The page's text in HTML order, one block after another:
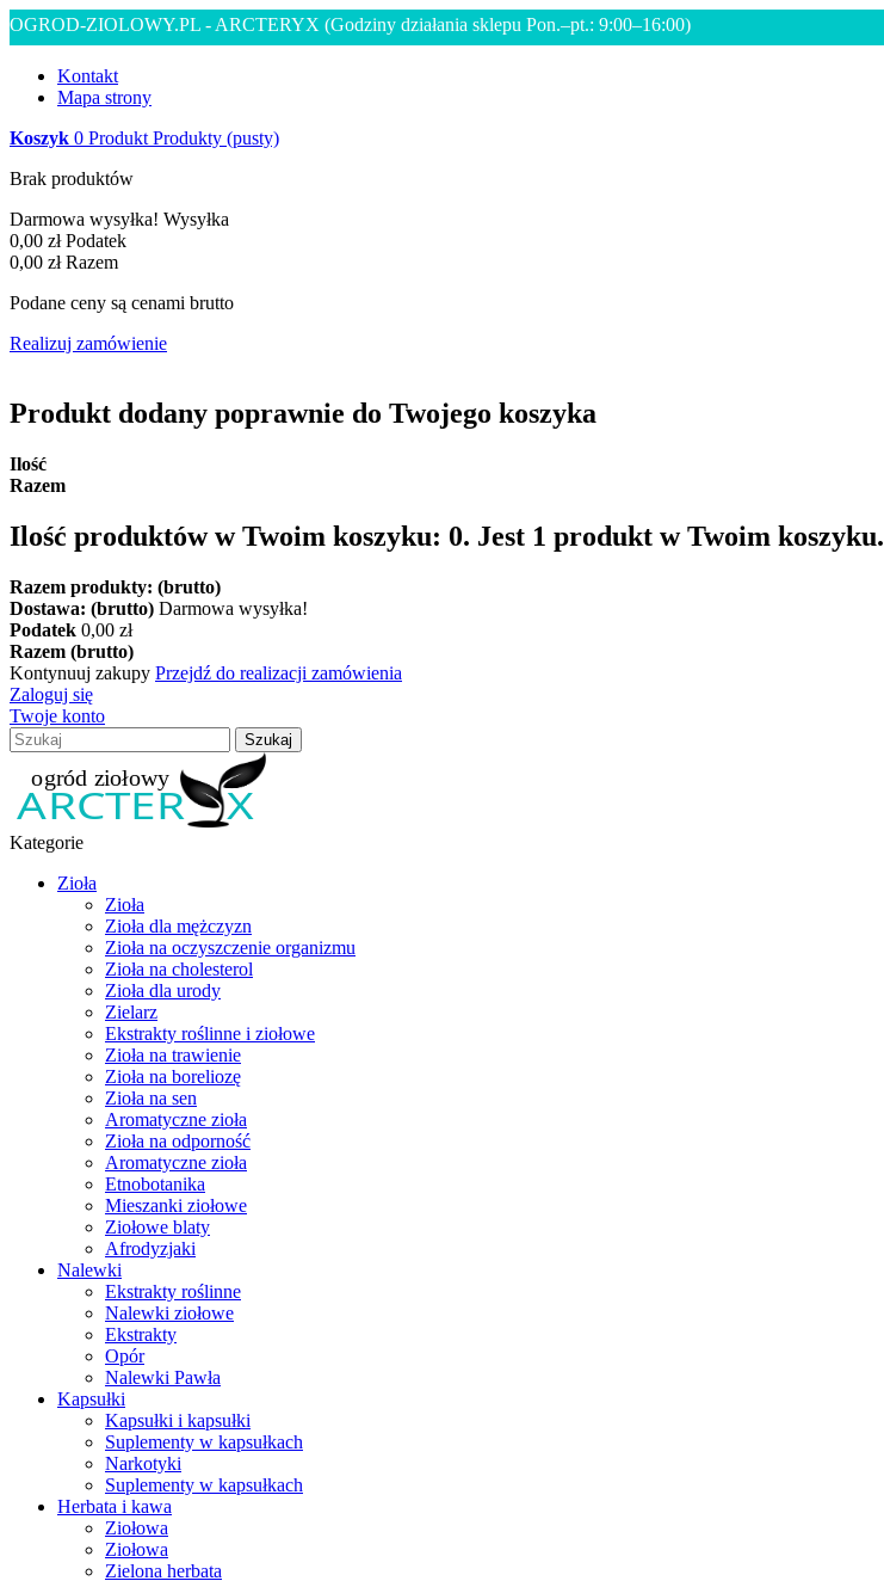
OGROD-ZIOLOWY.PL - ARCTERYX (Godziny działania sklepu Pon.–pt.: 9:00–16:00)
Kontakt
Mapa strony
Koszyk 0 Produkt Produkty (pusty)
Brak produktów
Darmowa wysyłka! Wysyłka
0,00 zł Podatek
0,00 zł Razem
Podane ceny są cenami brutto
Realizuj zamówienie
Produkt dodany poprawnie do Twojego koszyka
Ilość
Razem
Ilość produktów w Twoim koszyku: 0. Jest 1 produkt w Twoim koszyku.
Razem produkty: (brutto)
Dostawa: (brutto) Darmowa wysyłka!
Podatek 0,00 zł
Razem (brutto)
Kontynuuj zakupy Przejdź do realizacji zamówienia
Zaloguj się
Twoje konto
Szukaj
Kategorie
Zioła
Zioła
Zioła dla mężczyzn
Zioła na oczyszczenie organizmu
Zioła na cholesterol
Zioła dla urody
Zielarz
Ekstrakty roślinne i ziołowe
Zioła na trawienie
Zioła na boreliozę
Zioła na sen
Aromatyczne zioła
Zioła na odporność
Aromatyczne zioła
Etnobotanika
Mieszanki ziołowe
Ziołowe blaty
Afrodyzjaki
Nalewki
Ekstrakty roślinne
Nalewki ziołowe
Ekstrakty
Opór
Nalewki Pawła
Kapsułki
Kapsułki i kapsułki
Suplementy w kapsułkach
Narkotyki
Suplementy w kapsułkach
Herbata i kawa
Ziołowa
Ziołowa
Zielona herbata